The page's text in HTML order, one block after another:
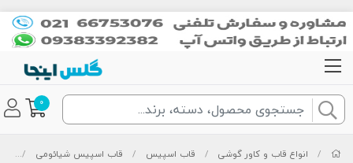
0
/ انواع قاب و کاور گوشی / قاب اسپیس / قاب اسپیس شیائومی /